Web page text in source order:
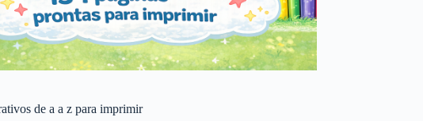
de a a z para imprimir